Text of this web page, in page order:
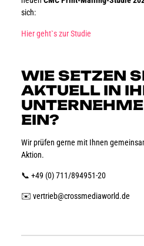
sich:
Hier geht`s zur Studie
WIE SETZEN
AKTUELL IN
EIN?
Wir prüfen gerne mit Ihnen
Aktion.
📞 +49 (0) 711/894951-20
✉️ vertrieb@crossmediaworld.de